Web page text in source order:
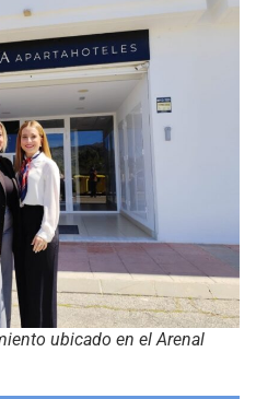
ubicado en el Arenal